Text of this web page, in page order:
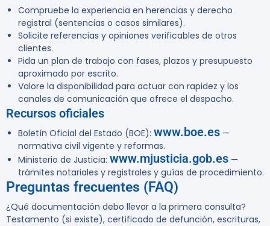
Compruebe la experiencia en herencias y derecho
registral (sentencias o casos similares).
Solicite referencias y opiniones verificables de otros
clientes.
Pida un plan de trabajo con fases, plazos y presupuesto
aproximado por escrito.
Valore la disponibilidad para actuar con rapidez y los
canales de comunicación que ofrece el despacho.
Recursos oficiales
Boletín Oficial del Estado (BOE): www.boe.es —
normativa civil vigente y reformas.
Ministerio de Justicia: www.mjusticia.gob.es —
trámites notariales y registrales y guías de procedimiento.
Preguntas frecuentes (FAQ)
¿Qué documentación debo llevar a la primera consulta?
Testamento (si existe), certificado de defunción, escrituras,